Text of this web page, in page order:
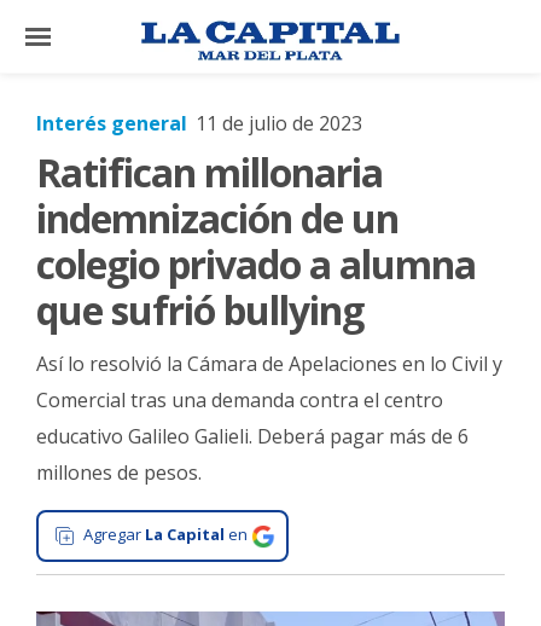
×
El
País
Mundo
La
Cultura
Tecnología
Gastronomía
Salud
Interés
Interés general 11 de julio de 2023
Ratifican millonaria
indemnización de un
colegio privado a alumna
que sufrió bullying
Así lo resolvió la Cámara de Apelaciones en lo Civil y
Comercial tras una demanda contra el centro
educativo Galileo Galieli. Deberá pagar más de 6
millones de pesos.
Agregar La Capital en